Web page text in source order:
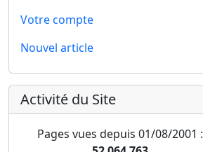
Votre compte
Nouvel article
Activité du Site
Pages vues depuis 01/08/2001 :